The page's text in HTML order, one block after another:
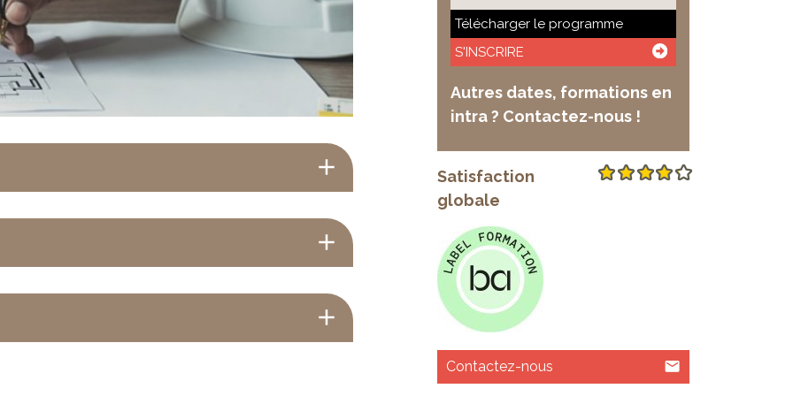
Télécharger le programme
S'INSCRIRE
Autres dates, formations en
intra ? Contactez-nous !
Satisfaction
globale
Contactez-nous